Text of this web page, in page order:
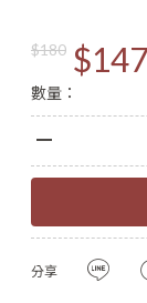
Email
確認
密碼長
$180 $147
數量：
分享